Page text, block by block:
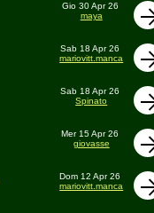
Gio 30 Apr 26
maya
Sab 18 Apr 26
mariovitt.manca
Sab 18 Apr 26
Spinato
Mer 15 Apr 26
giovasse
Dom 12 Apr 26
mariovitt.manca